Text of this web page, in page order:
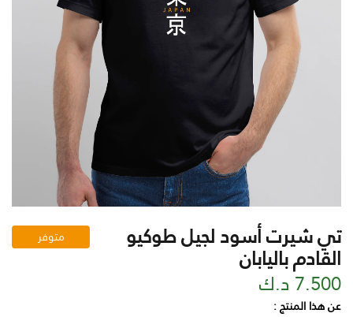
تي شيرت أسود لجيل طوكيو
القادم باليابان
متوفر
7.500 د.ك
عن هذا المنتج :